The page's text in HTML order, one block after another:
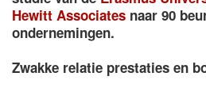
Hewitt Associates naar 90
ondernemingen.
Zwakke relatie prestaties en